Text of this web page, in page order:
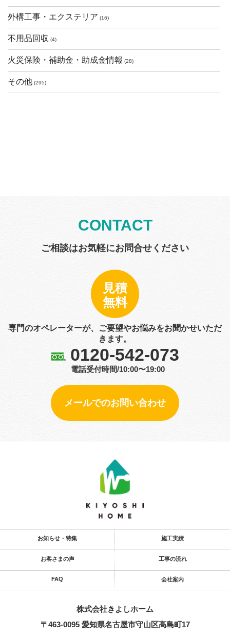
外構工事・エクステリア (16)
不用品回収 (4)
火災保険・補助金・助成金情報 (28)
その他 (295)
CONTACT
ご相談はお気軽にお問合せください
見積
無料
専門のオペレーターが、ご要望やお悩みをお聞かせいただ
きます。
0120-542-073
電話受付時間/10:00〜19:00
メールでのお問い合わせ
お知らせ・特集 施工実績
お客さまの声 工事の流れ
FAQ 会社案内
株式会社きよし​ホーム
〒463-0095 愛知県名古屋市守山区高島町17